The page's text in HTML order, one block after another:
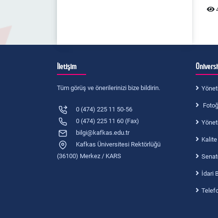
İletişim
Tüm görüş ve önerilerinizi bize bildirin.
0 (474) 225 11 50-56
0 (474) 225 11 60 (Fax)
bilgi@kafkas.edu.tr
Kafkas Üniversitesi Rektörlüğü
(36100) Merkez / KARS
İdari